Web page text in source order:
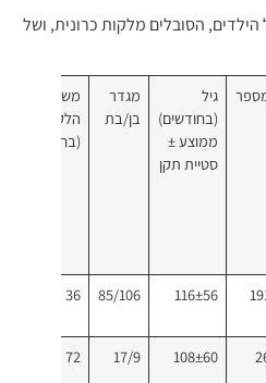
הסובלים מלקות כרונית, ושל
גיל
(בחודשים)
ממוצע ±
סטיית תקן
מגדר
בן/בת
משך
הלקות
(בחודשים)
116±56
85/106
36
108±60
17/9
72